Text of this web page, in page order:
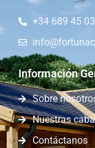
+34 689 45
Información
Sobre
Nuestras
Contáctanos